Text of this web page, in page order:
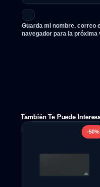
Guarda mi nombre, correo
navegador para la próxima
También Te Puede
-50%